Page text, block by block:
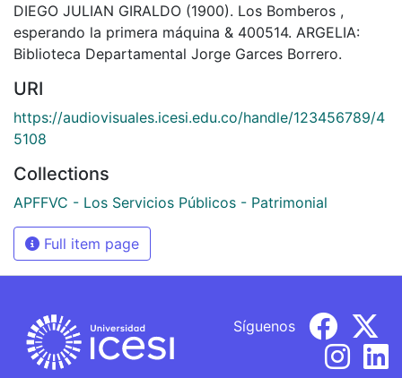
DIEGO JULIAN GIRALDO (1900). Los Bomberos ,
esperando la primera máquina & 400514. ARGELIA:
Biblioteca Departamental Jorge Garces Borrero.
URI
https://audiovisuales.icesi.edu.co/handle/123456789/4
5108
Collections
APFFVC - Los Servicios Públicos - Patrimonial
Full item page
Síguenos